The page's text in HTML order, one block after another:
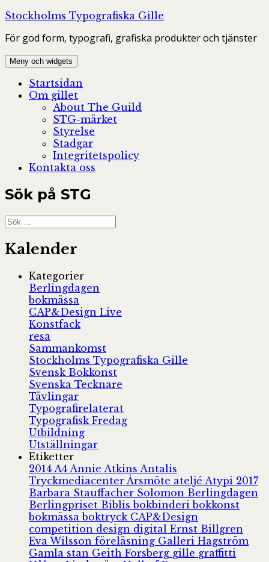
Hoppa
innehåll
Stockholms Typografiska Gille
För god form, typografi, grafiska produkter och tjänster
Meny och widgets
Startsidan
Om gillet
About The Guild
STG-märket
Styrelse
Stadgar
Integritetspolicy
Kontakta oss
Sök på STG
Sök
efter:
Kalender
Kategorier
Berlingdagen
bokmässa
CAP&Design Live
Konstfack
resa
Sammankomst
Stockholms Typografiska Gille
Svensk Bokkonst
Svenska Tecknare
Tävlingar
Typografirelaterat
Typografisk Fredag
Utbildning
Utställningar
Etiketter
2014 A4 Annie Atkins Antalis
Tryckmediacenter Årsmöte ateljé Atypi 2017
Barbara Stauffacher Solomon Berlingdagen
Berlingpriset Biblisbokbinderibokkonst
bokmässaboktryck CAP&Design
competition design digital Ernst Billgren
Eva Wilsson föreläsning Galleri Hagström
Gamla stan Geith Forsberg gille graffitti